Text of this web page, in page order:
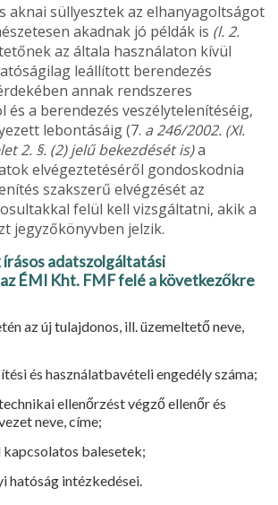
aknai süllyesztek az elhanyagoltságot
akadnak jó példák is (l. 2.
az általa használaton kívül
leállított berendezés
annak rendszeres
a berendezés veszélytelenítéséig,
lebon­tásáig (7. a 246/2002. (XI.
2. §. (2) jelű bekezdé­sét is)a
elvégeztetéséről gondoskodnia
szakszerű elvégzését az
felül kell vizsgáltatni, akik a
jegyzőkönyvben jel­zik.
adatszolgáltatási
ÉMI Kht. FMF felé a következőkre
az új tulajdonos, ill. üzemeltető neve,
és használatbavételi engedély száma;
ellenőrzést végző ellenőr és
neve, címe;
kapcsolatos balesetek;
hatóság intézkedései.